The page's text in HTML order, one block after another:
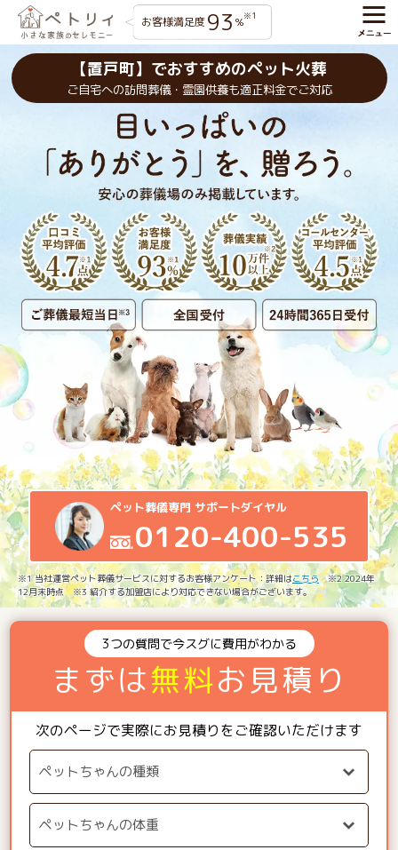
お客様満足度 93 %※1
【置戸町】でおすすめのペット火葬
ご自宅への訪問葬儀・霊園供養も適正料金でご対応
ペット葬儀専門 サポートダイヤル
0120-400-535
※1 当社運営ペット葬儀サービスに対するお客様アンケート：詳細はこちら ※2 2024年
12月末時点 ※3 紹介する加盟店により対応できない場合がございます。
3つの質問で今スグに費用がわかる
まずは無料お見積り
次のページで実際にお見積りをご確認いただけます